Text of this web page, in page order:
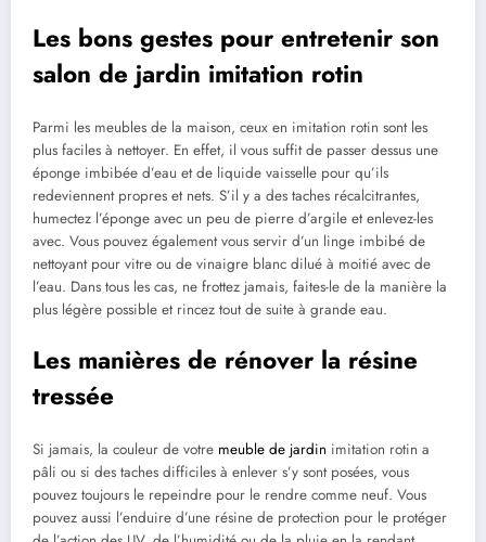
Les bons gestes pour entretenir son
salon de jardin imitation rotin
Parmi les meubles de la maison, ceux en imitation rotin sont les
plus faciles à nettoyer. En effet, il vous suffit de passer dessus une
éponge imbibée d’eau et de liquide vaisselle pour qu’ils
redeviennent propres et nets. S’il y a des taches récalcitrantes,
humectez l’éponge avec un peu de pierre d’argile et enlevez-les
avec. Vous pouvez également vous servir d’un linge imbibé de
nettoyant pour vitre ou de vinaigre blanc dilué à moitié avec de
l’eau. Dans tous les cas, ne frottez jamais, faites-le de la manière la
plus légère possible et rincez tout de suite à grande eau.
Les manières de rénover la résine
tressée
Si jamais, la couleur de votre meuble de jardin imitation rotin a
pâli ou si des taches difficiles à enlever s’y sont posées, vous
pouvez toujours le repeindre pour le rendre comme neuf. Vous
pouvez aussi l’enduire d’une résine de protection pour le protéger